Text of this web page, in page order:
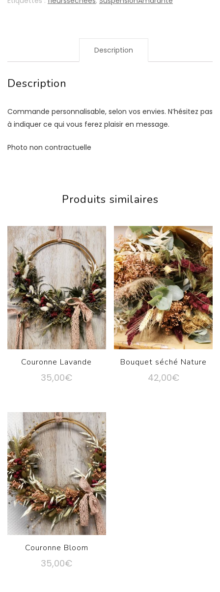
Description
Description
Commande personnalisable, selon vos envies. N’hésitez pas
à indiquer ce qui vous ferez plaisir en message.
Photo non contractuelle
Produits similaires
Couronne Lavande
35,00€
Bouquet séché Nature
42,00€
Couronne Bloom
35,00€